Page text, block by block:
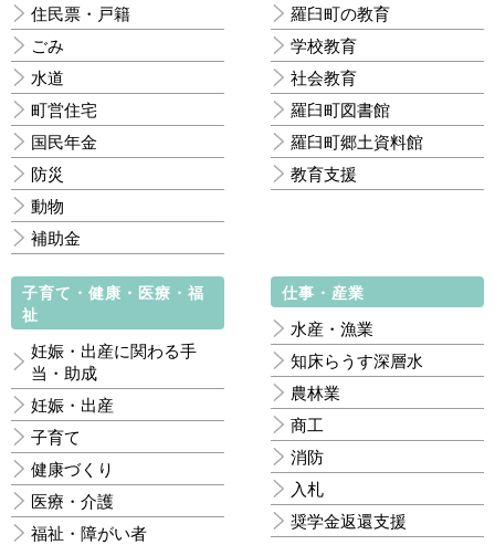
住民票・戸籍
ごみ
水道
町営住宅
国民年金
防災
動物
補助金
羅臼町の教育
学校教育
社会教育
羅臼町図書館
羅臼町郷土資料館
教育支援
子育て・健康・医療・福
祉
妊娠・出産に関わる手
当・助成
妊娠・出産
子育て
健康づくり
医療・介護
福祉・障がい者
仕事・産業
水産・漁業
知床らうす深層水
農林業
商工
消防
入札
奨学金返還支援